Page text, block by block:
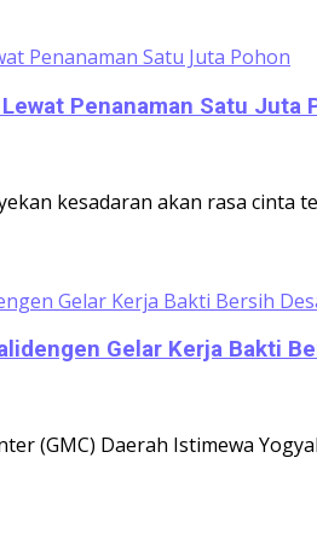
Penanaman Satu Juta
kesadaran akan rasa cinta
Gelar Kerja Bakti
(GMC) Daerah Istimewa